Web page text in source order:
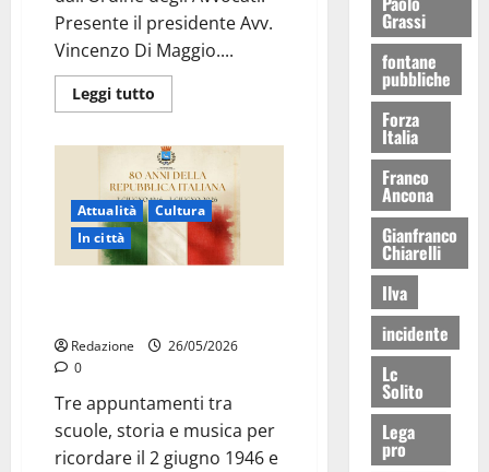
Presente il presidente Avv.
Vincenzo Di Maggio....
Leggi tutto
Attualità
Cultura
In città
Redazione
26/05/2026
0
Tre appuntamenti tra
scuole, storia e musica per
ricordare il 2 giugno 1946 e
Grassi
fontane
pubbliche
Forza
Italia
Franco
Ancona
Gianfranco
Chiarelli
Ilva
incidente
Lc
Solito
Lega
pro